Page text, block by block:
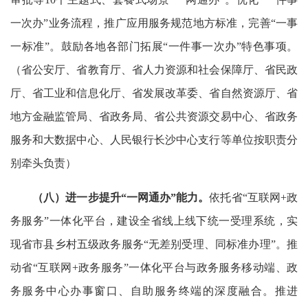
一次办”业务流程，推广应用服务规范地方标准，完善“一事
一标准”。鼓励各地各部门拓展“一件事一次办”特色事项。
（省公安厅、省教育厅、省人力资源和社会保障厅、省民政
厅、省工业和信息化厅、省发展改革委、省自然资源厅、省
地方金融监管局、省政务局、省公共资源交易中心、省政务
服务和大数据中心、人民银行长沙中心支行等单位按职责分
别牵头负责）
（八）进一步提升“一网通办”能力。依托省“互联网+政
务服务”一体化平台，建设全省线上线下统一受理系统，实
现省市县乡村五级政务服务“无差别受理、同标准办理”。推
动省“互联网+政务服务”一体化平台与政务服务移动端、政
务服务中心办事窗口、自助服务终端的深度融合。推进